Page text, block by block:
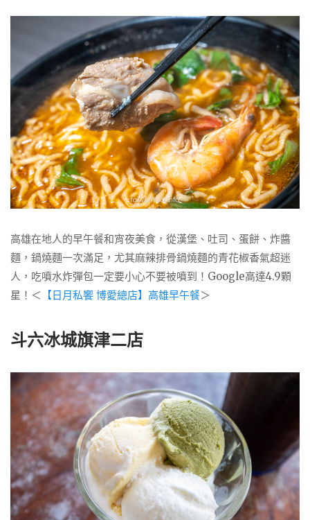
高雄在地人的早午餐和宵夜美食，從漢堡、吐司、蛋餅、炸醬
麵，鍋燒麵一次滿足，尤其麻辣排骨鍋燒麵的青花椒香氣超迷
人，吃噴水炸彈包一定要小心不要被噴到！Google高達4.9顆
星！＜
【日月私饗 博愛總店】高雄早午餐＞
斗六冰城旗津二店